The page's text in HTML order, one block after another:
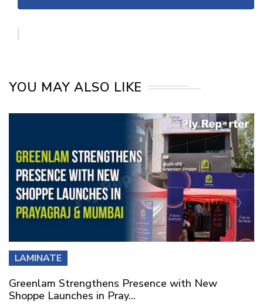
YOU MAY ALSO LIKE
LAMINATE
Greenlam Strengthens Presence with New
Shoppe Launches in Pray...